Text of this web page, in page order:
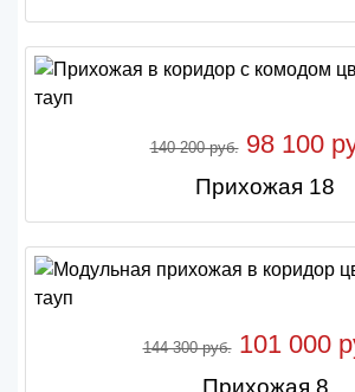
140 200 руб.98 100
Прихожая 18
144 300 руб.101 000
Прихожая 8